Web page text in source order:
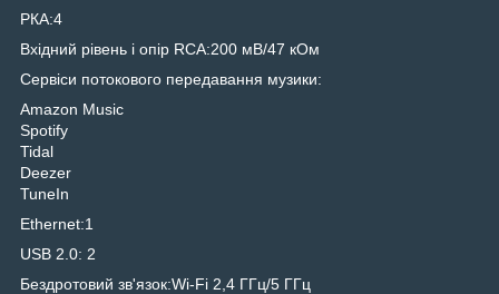
РКА:4
Вхідний рівень і опір RCA:200 мВ/47 кОм
Сервіси потокового передавання музики:
Amazon Music
Spotify
Tidal
Deezer
TuneIn
Ethernet:1
USB 2.0: 2
Бездротовий зв'язок:Wi-Fi 2,4 ГГц/5 ГГц